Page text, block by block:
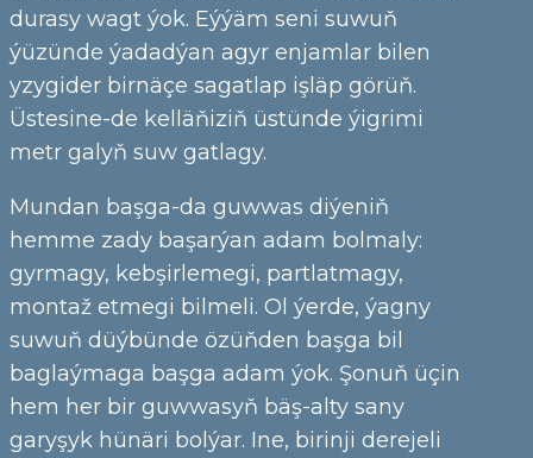
durasy wagt ýok. Eýýäm seni suwuň
ýüzünde ýadadýan agyr enjamlar bilen
yzygider birnäçe sagatlap işläp görüň.
Üstesine-de kelläňiziň üstünde ýigrimi
metr galyň suw gatlagy.
Mundan başga-da guwwas diýeniň
hemme zady başarýan adam bolmaly:
gyrmagy, kebşirlemegi, partlatmagy,
montaž etmegi bilmeli. Ol ýerde, ýagny
suwuň düýbünde özüňden başga bil
baglaýmaga başga adam ýok. Şonuň üçin
hem her bir guwwasyň bäş-alty sany
garyşyk hünäri bolýar. Ine, birinji derejeli